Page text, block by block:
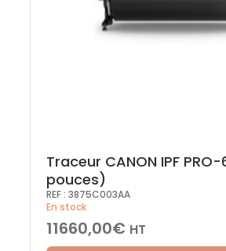
Traceur CANON IPF PRO-
pouces)
REF : 3875C003AA
En stock
11660,00€ HT